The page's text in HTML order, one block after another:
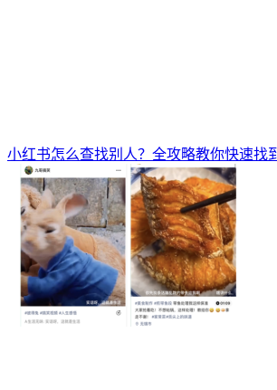
小红书怎么查找别人？全攻略教你快速找